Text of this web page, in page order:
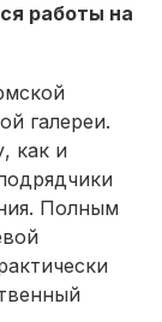
работы на
галереи.
как и
Полным